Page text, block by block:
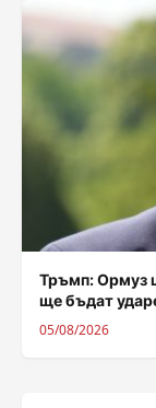
Тръмп: Ормуз
ще бъдат
05/08/2026